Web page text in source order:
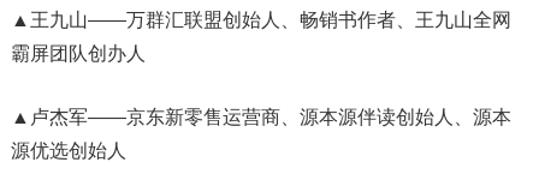
▲王九山——万群汇联盟创始人、畅销书作者、王九山全网
霸屏团队创办人
▲卢杰军——京东新零售运营商、源本源伴读创始人、源本
源优选创始人